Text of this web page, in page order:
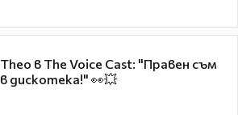
Theo в The Voice Cast: "Правен съм
в дискотека!" 👀💥